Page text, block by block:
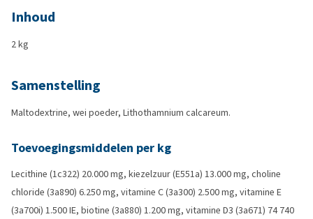
Inhoud
2 kg
Samenstelling
Maltodextrine, wei poeder, Lithothamnium calcareum.
Toevoegingsmiddelen per kg
Lecithine (1c322) 20.000 mg, kiezelzuur (E551a) 13.000 mg, choline
chloride (3a890) 6.250 mg, vitamine C (3a300) 2.500 mg, vitamine E
(3a700i) 1.500 IE, biotine (3a880) 1.200 mg, vitamine D3 (3a671) 74 740